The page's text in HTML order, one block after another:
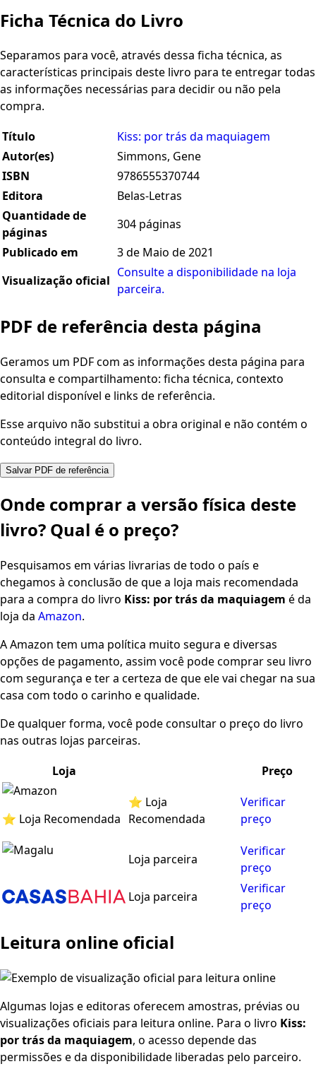
Ficha Técnica do Livro
Separamos para você, através dessa ficha técnica, as
características principais deste livro para te entregar todas
as informações necessárias para decidir ou não pela
compra.
Título
Kiss: por trás da maquiagem
Autor(es)
Simmons, Gene
ISBN
9786555370744
Editora
Belas-Letras
Quantidade de
páginas
304 páginas
Publicado em
3 de Maio de 2021
Visualização oficial
Consulte a disponibilidade na loja
parceira.
PDF de referência desta página
Geramos um PDF com as informações desta página para
consulta e compartilhamento: ficha técnica, contexto
editorial disponível e links de referência.
Esse arquivo não substitui a obra original e não contém o
conteúdo integral do livro.
Salvar PDF de referência
Onde comprar a versão física deste
livro? Qual é o preço?
Pesquisamos em várias livrarias de todo o país e
chegamos à conclusão de que a loja mais recomendada
para a compra do livro Kiss: por trás da maquiagem é da
loja da Amazon.
A Amazon tem uma política muito segura e diversas
opções de pagamento, assim você pode comprar seu livro
com segurança e ter a certeza de que ele vai chegar na sua
casa com todo o carinho e qualidade.
De qualquer forma, você pode consultar o preço do livro
nas outras lojas parceiras.
Loja
Preço
⭐ Loja Recomendada
⭐ Loja
Recomendada
Verificar
preço
Loja parceira
Verificar
preço
Loja parceira
Verificar
preço
Leitura online oficial
Algumas lojas e editoras oferecem amostras, prévias ou
visualizações oficiais para leitura online. Para o livro Kiss:
por trás da maquiagem, o acesso depende das
permissões e da disponibilidade liberadas pelo parceiro.